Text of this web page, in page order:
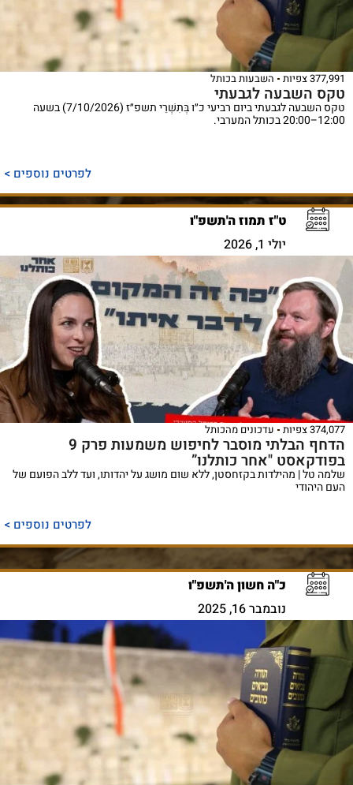
377,991 צפיות השבעות בכותל
טקס השבעה לגבעתי
טקס השבעה לגבעתי ביום רביעי כ״ו בְּתִשְׁרֵי תשפ״ז (7/10/2026) בשעה
12:00–20:00 בכותל המערבי.
לפרטים נוספים >
ט"ז תמוז ה'תשפ"ו
יולי 1, 2026
374,077 צפיות עדכונים מהכותל
הדחף הבלתי מוסבר לחיפוש משמעות פרק 9
בפודקאסט "אחר כותלנו”
שלמה טל | מהילדות בקזחסטן, ללא שום מושג על יהדותו, ועד ללב הפועם של
העם היהודי
לפרטים נוספים >
כ"ה חשון ה'תשפ"ו
נובמבר 16, 2025